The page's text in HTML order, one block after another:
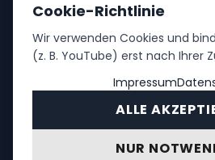
©2026. Alle Rechte
Cookie-Richtlinie
Wir verwenden Cookies und
(z. B. YouTube) erst nach Ihrer
Impressum
ALLE
NUR